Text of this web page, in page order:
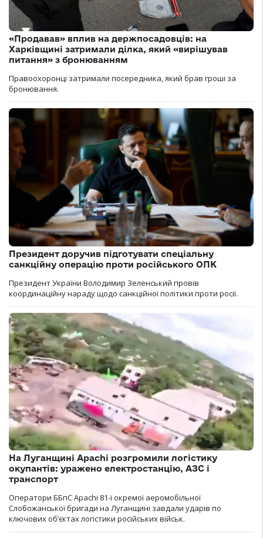
«Продавав» вплив на держпосадовців: на
Харківщині затримали ділка, який «вирішував
питання» з бронюванням
Правоохоронці затримали посередника, який брав гроші за
бронювання.
Президент доручив підготувати спеціальну
санкційну операцію проти російського ОПК
Президент України Володимир Зеленський провів
координаційну нараду щодо санкційної політики проти росії.
На Луганщині Apachi розгромили логістику
окупантів: уражено електростанцію, АЗС і
транспорт
Оператори ББпС Apachi 81-ї окремої аеромобільної
Слобожанської бригади на Луганщині завдали ударів по
ключових об’єктах логістики російських військ.